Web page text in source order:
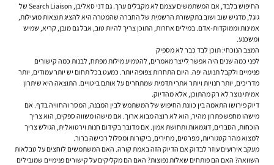
החיפוש בלבד, אם המשתמשים עצמם לא מקבלים ערך. גם דני סאליבן, Search Liaison של
גוגל, מדגיש שוב ושוב בתקשורת הרשמית של החברה שהמטרה היא להציג תוצאות מועילות,
אמינות וממוקדות-אדם. במילים אחרות, התוכן צריך להיות טוב, אבל גם מובן, קריא, שמיש
ומשכנע.
המצב הנוכחי: תוכן לבד כבר לא מספיק
לפני כמה שנים היה אפשר לייצר מאמרים, להטמיע מילות מפתח, לבנות כמה קישורים
פנימיים ולקבל תנועה יפה. היום התחרות צפופה יותר. כמעט בכל תחום יש יותר עמודים, יותר
מדריכים, יותר חנויות ויותר אתרי תדמית שמתחרים על אותם ביטויים. התוצאה היא שיתרון
אמיתי נוצר לא רק מהתוכן, אלא מהדיוק.
דיוק פירושו התאמה בין כוונת החיפוש של המשתמש לבין המבנה, המסר והחוויה בדף. אם
מישהו מחפש פתרון מהיר, הוא לא רוצה מבוא ארוך. אם מישהו משווה ספקים, הוא צריך
הוכחות, הסברים, דוגמאות ותחושת אמון. אם מדובר בקידום חנות וירטואלית, הגולש צריך
למצוא מהר קטגוריות, מפרטים, מחירים, ביקורות ומסלול רכישה ברור.
מעקב אירועים עוזר לבדוק אם הדיוק הזה באמת קורה. האם המשתמשים לוחצים על טבלאות
השוואה? האם הם פותחים שאלות נפוצות? האם הם מקליקים על קישורים פנימיים שמובילים